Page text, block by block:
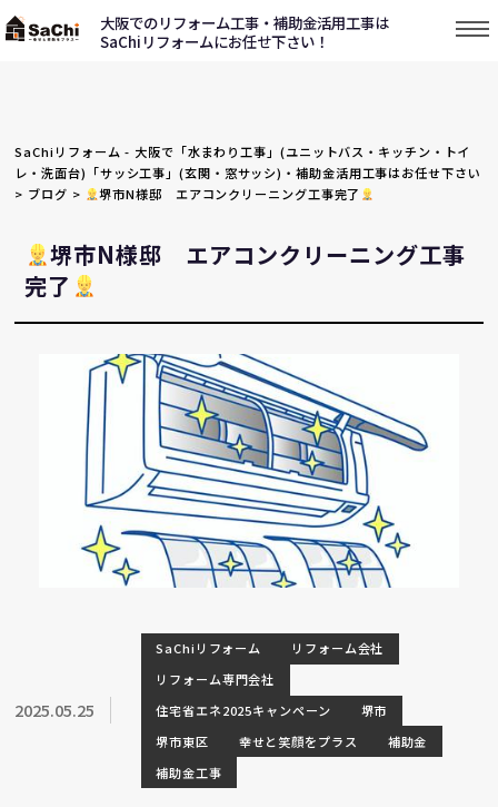
大阪でのリフォーム工事・補助金活用工事は
SaChiリフォームにお任せ下さい！
SaChiリフォーム - 大阪で「水まわり工事」(ユニットバス・キッチン・トイ
レ・洗面台)「サッシ工事」(玄関・窓サッシ)・補助金活用工事はお任せ下さい
> ブログ > 堺市N様邸 エアコンクリーニング工事完了
堺市N様邸 エアコンクリーニング工事
完了
2025.05.25
SaChiリフォーム
リフォーム会社
リフォーム専門会社
住宅省エネ2025キャンペーン
堺市
堺市東区
幸せと笑顔をプラス
補助金
補助金工事